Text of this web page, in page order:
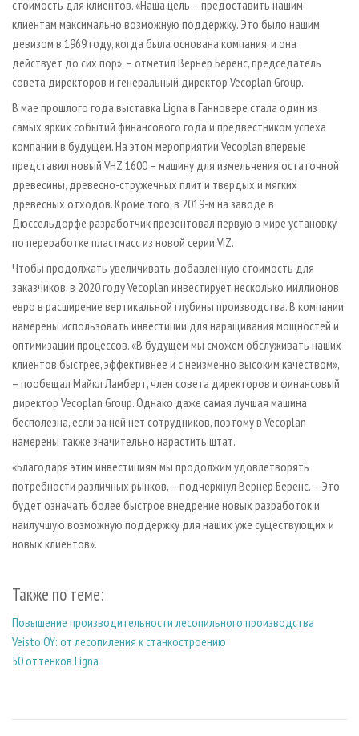
стоимость для клиентов. «Наша цель – предоставить нашим
клиентам максимально возможную поддержку. Это было нашим
девизом в 1969 году, когда была основана компания, и она
действует до сих пор», – отметил Вернер Беренс, председатель
совета директоров и генеральный директор Vecoplan Group.
В мае прошлого года выставка Ligna в Ганновере стала один из
самых ярких событий финансового года и предвестником успеха
компании в будущем. На этом мероприятии Vecoplan впервые
представил новый VHZ 1600 – машину для измельчения остаточной
древесины, древесно-стружечных плит и твердых и мягких
древесных отходов. Кроме того, в 2019-м на заводе в
Дюссельдорфе разработчик презентовал первую в мире установку
по переработке пластмасс из новой серии VIZ.
Чтобы продолжать увеличивать добавленную стоимость для
заказчиков, в 2020 году Vecoplan инвестирует несколько миллионов
евро в расширение вертикальной глубины производства. В компании
намерены использовать инвестиции для наращивания мощностей и
оптимизации процессов. «В будущем мы сможем обслуживать наших
клиентов быстрее, эффективнее и с неизменно высоким качеством»,
– пообещал Майкл Ламберт, член совета директоров и финансовый
директор Vecoplan Group. Однако даже самая лучшая машина
бесполезна, если за ней нет сотрудников, поэтому в Vecoplan
намерены также значительно нарастить штат.
«Благодаря этим инвестициям мы продолжим удовлетворять
потребности различных рынков, – подчеркнул Вернер Беренс. – Это
будет означать более быстрое внедрение новых разработок и
наилучшую возможную поддержку для наших уже существующих и
новых клиентов».
Также по теме:
Повышение производительности лесопильного производства
Veisto OY: от лесопиления к станкостроению
50 оттенков Ligna